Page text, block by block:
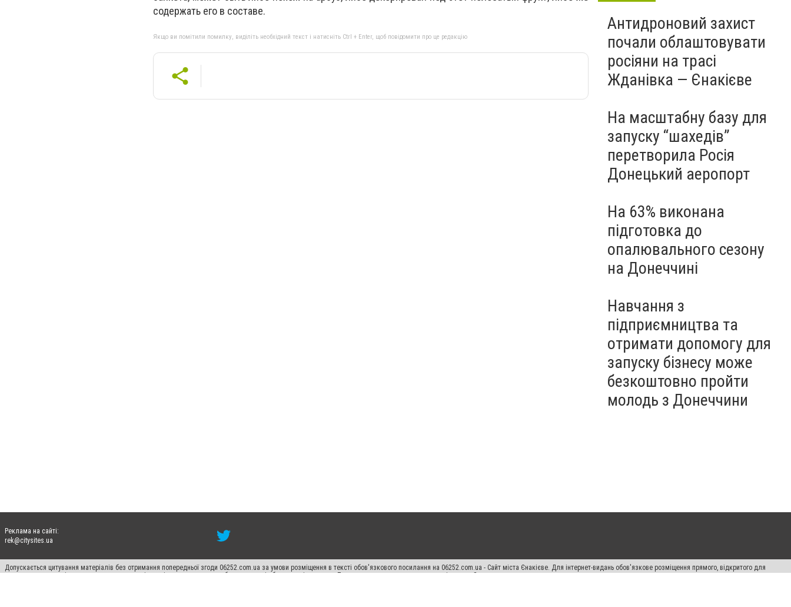
содержать его в составе.
Якщо ви помітили помилку, виділіть необхідний текст і натисніть Ctrl + Enter, щоб повідомити про це редакцію
Антидроновий захист
почали облаштовувати
росіяни на трасі
Жданівка — Єнакієве
На масштабну базу для
запуску “шахедів”
перетворила Росія
Донецький аеропорт
На 63% виконана
підготовка до
опалювального сезону
на Донеччині
Навчання з
підприємництва та
отримати допомогу для
запуску бізнесу може
безкоштовно пройти
молодь з Донеччини
Реклама на сайті:
rek@citysites.ua
Допускається цитування матеріалів без отримання попередньої згоди 06252.com.ua за умови розміщення в тексті обов'язкового посилання на 06252.com.ua - Сайт міста Єнакієве. Для інтернет-видань обов'язкове розміщення прямого, відкритого для
пошукових систем гіперпосилання на цитовані статті не нижче другого абзацу в тексті або в якості джерела. Порушення виняткових прав переслідується Законом.